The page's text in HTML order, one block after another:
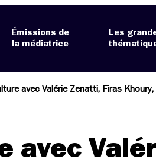
Émissions de
la médiatrice
Les
avec